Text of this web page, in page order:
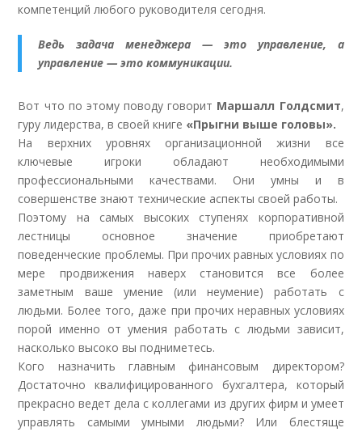
компетенций любого руководителя сегодня.
Ведь задача менеджера — это управление, а
управление — это коммуникации.
Вот что по этому поводу говорит Маршалл Голдсмит,
гуру лидерства, в своей книге «Прыгни выше головы».
На верхних уровнях организационной жизни все
ключевые игроки обладают необходимыми
профессиональными качествами. Они умны и в
совершенстве знают технические аспекты своей работы.
Поэтому на самых высоких ступенях корпоративной
лестницы основное значение приобретают
поведенческие проблемы. При прочих равных условиях по
мере продвижения наверх становится все более
заметным ваше умение (или неумение) работать с
людьми. Более того, даже при прочих неравных условиях
порой именно от умения работать с людьми зависит,
насколько высоко вы подниметесь.
Кого назначить главным финансовым директором?
Достаточно квалифицированного бухгалтера, который
прекрасно ведет дела с коллегами из других фирм и умеет
управлять самыми умными людьми? Или блестяще